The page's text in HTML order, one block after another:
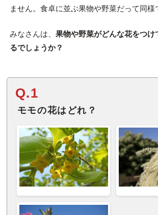
ません。食卓に並ぶ果物や野菜だって同様
みなさんは、 果物や野菜がどんな花をつけ
るでしょうか？
Q.1
モモの花はどれ？